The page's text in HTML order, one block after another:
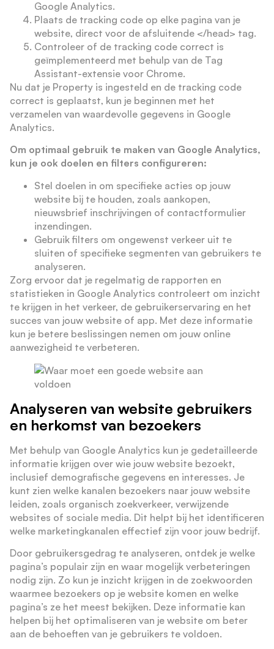
Google Analytics.
Plaats de tracking code op elke pagina van je
website, direct voor de afsluitende </head> tag.
Controleer of de tracking code correct is
geïmplementeerd met behulp van de Tag
Assistant-extensie voor Chrome.
Nu dat je Property is ingesteld en de tracking code
correct is geplaatst, kun je beginnen met het
verzamelen van waardevolle gegevens in Google
Analytics.
Om optimaal gebruik te maken van Google Analytics,
kun je ook doelen en filters configureren:
Stel doelen in om specifieke acties op jouw
website bij te houden, zoals aankopen,
nieuwsbrief inschrijvingen of contactformulier
inzendingen.
Gebruik filters om ongewenst verkeer uit te
sluiten of specifieke segmenten van gebruikers te
analyseren.
Zorg ervoor dat je regelmatig de rapporten en
statistieken in Google Analytics controleert om inzicht
te krijgen in het verkeer, de gebruikerservaring en het
succes van jouw website of app. Met deze informatie
kun je betere beslissingen nemen om jouw online
aanwezigheid te verbeteren.
Analyseren van website gebruikers
en herkomst van bezoekers
Met behulp van Google Analytics kun je gedetailleerde
informatie krijgen over wie jouw website bezoekt,
inclusief demografische gegevens en interesses. Je
kunt zien welke kanalen bezoekers naar jouw website
leiden, zoals organisch zoekverkeer, verwijzende
websites of sociale media. Dit helpt bij het identificeren
welke marketingkanalen effectief zijn voor jouw bedrijf.
Door gebruikersgedrag te analyseren, ontdek je welke
pagina’s populair zijn en waar mogelijk verbeteringen
nodig zijn. Zo kun je inzicht krijgen in de zoekwoorden
waarmee bezoekers op je website komen en welke
pagina’s ze het meest bekijken. Deze informatie kan
helpen bij het optimaliseren van je website om beter
aan de behoeften van je gebruikers te voldoen.